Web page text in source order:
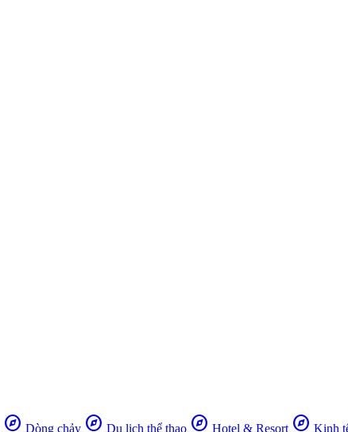
explore Dòng chảy explore Du lịch thể thao explore Hotel & Resort explore Kinh